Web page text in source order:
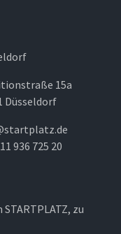
15a
Düsseldorf
936 725 20
zu